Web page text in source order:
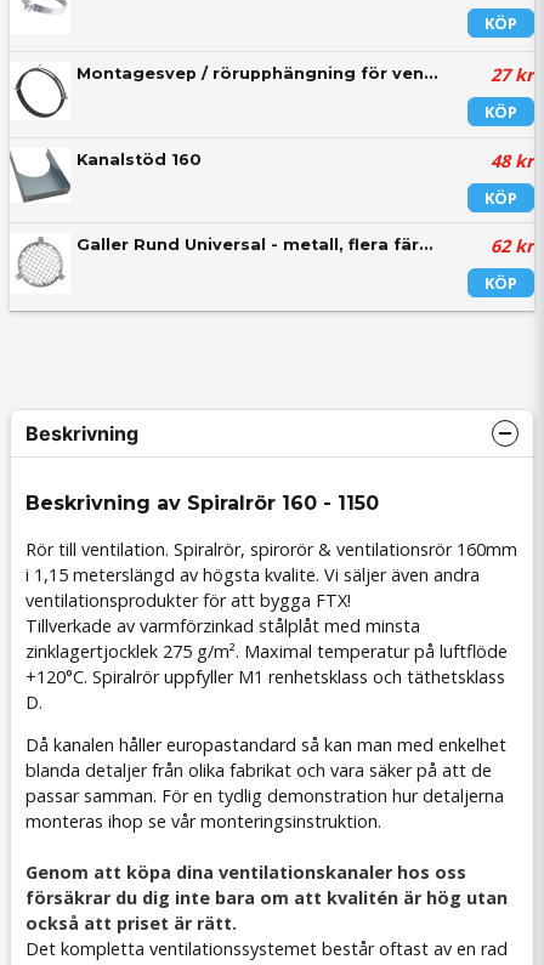
KÖP
Montagesvep / rörupphängning för ventilationrör - flera dimensioner 27 kr
KÖP
Kanalstöd 160 48 kr
KÖP
Galler Rund Universal - metall, flera färger 62 kr
KÖP
Beskrivning
Beskrivning av Spiralrör 160 - 1150
Rör till ventilation. Spiralrör, spirorör & ventilationsrör 160mm
i 1,15 meterslängd av högsta kvalite. Vi säljer även andra
ventilationsprodukter för att bygga FTX!
Tillverkade av varmförzinkad stålplåt med minsta
zinklagertjocklek 275 g/m². Maximal temperatur på luftflöde
+120°C. Spiralrör uppfyller M1 renhetsklass och täthetsklass
D.
Då kanalen håller europastandard så kan man med enkelhet
blanda detaljer från olika fabrikat och vara säker på att de
passar samman. För en tydlig demonstration hur detaljerna
monteras ihop se vår monteringsinstruktion.
Genom att köpa dina ventilationskanaler hos oss
försäkrar du dig inte bara om att kvalitén är hög utan
också att priset är rätt.
Det kompletta ventilationssystemet består oftast av en rad